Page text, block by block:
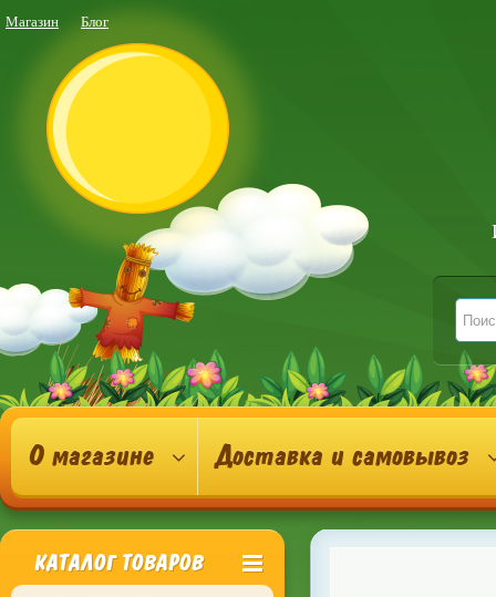
Магазин Блог
О магазине Доставка и самовывоз
КАТАЛОГ ТОВАРОВ